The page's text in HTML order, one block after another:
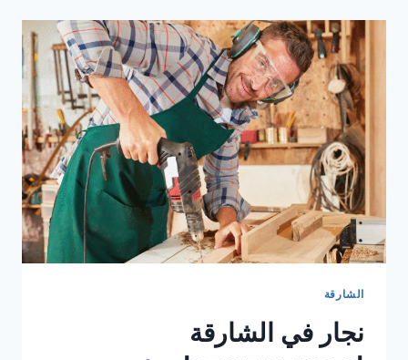
الشارقة
نجار في الشارقة